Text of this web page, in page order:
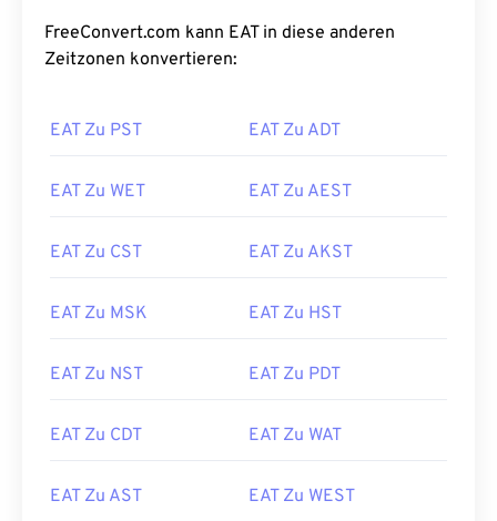
FreeConvert.com kann EAT in diese anderen
Zeitzonen konvertieren:
EAT Zu PST EAT Zu ADT
EAT Zu WET EAT Zu AEST
EAT Zu CST EAT Zu AKST
EAT Zu MSK EAT Zu HST
EAT Zu NST EAT Zu PDT
EAT Zu CDT EAT Zu WAT
EAT Zu AST EAT Zu WEST